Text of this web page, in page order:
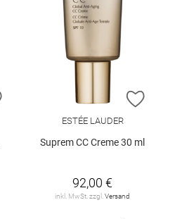
ZUR WUNSCHLISTE HINZUFÜGEN
ZUR
ESTÉE LAUDER
Suprem CC Creme 30 ml
92,00 €
inkl. MwSt. zzgl. Versand